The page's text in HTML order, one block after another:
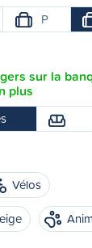
P
sur la
plus
Vélos